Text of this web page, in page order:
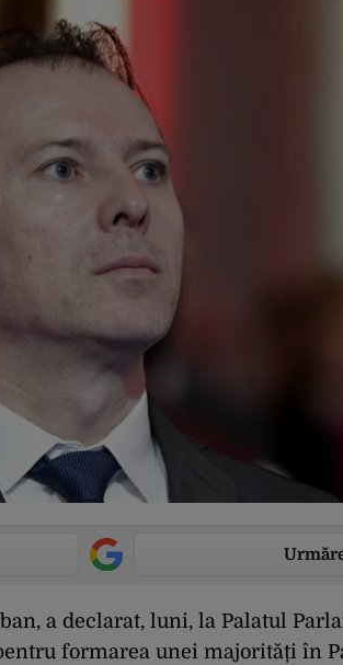
a declarat, luni, la Palatul
formarea unei majorități în